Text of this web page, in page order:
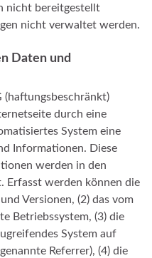
nicht bereitgestellt
nicht verwaltet werden.
Daten und
(haftungsbeschränkt)
durch eine
System eine
Informationen. Diese
werden in den
Erfasst werden können die
Versionen, (2) das vom
Betriebssystem, (3) die
System auf
Referrer), (4) die